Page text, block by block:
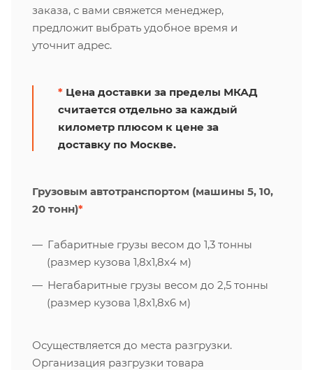
заказа, с вами свяжется менеджер,
предложит выбрать удобное время и
уточнит адрес.
* Цена доставки за пределы МКАД
считается отдельно за каждый
километр плюсом к цене за
доставку по Москве.
Грузовым автотранспортом (машины 5, 10,
20 тонн)*
Габаритные грузы весом до 1,3 тонны
(размер кузова 1,8х1,8х4 м)
Негабаритные грузы весом до 2,5 тонны
(размер кузова 1,8х1,8х6 м)
Осуществляется до места разгрузки.
Организация разгрузки товара